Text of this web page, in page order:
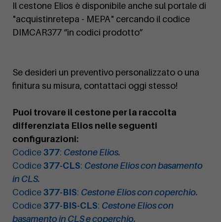
Il cestone Elios è disponibile anche sul portale di
"acquistinretepa - MEPA" cercando il codice
DIMCAR377 “in codici prodotto”
Se desideri un preventivo personalizzato o una
finitura su misura, contattaci oggi stesso!
Puoi trovare il cestone per la raccolta
differenziata Elios nelle seguenti
configurazioni:
Codice377: Cestone Elios.
Codice377-CLS: Cestone Elios con basamento
in CLS.
Codice377-BIS: Cestone Elios con coperchio.
Codice377-BIS-CLS: Cestone Elios con
basamento in CLS e coperchio.